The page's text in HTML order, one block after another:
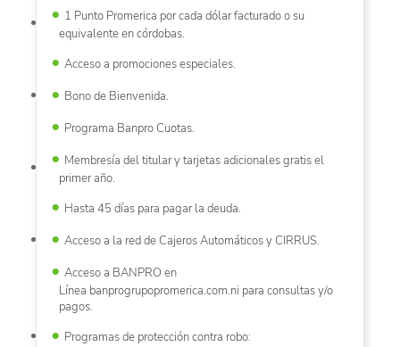
1 Punto Promerica por cada dólar facturado o su
equivalente en córdobas.
Acceso a promociones especiales.
Bono de Bienvenida.
Programa Banpro Cuotas.
Membresía del titular y tarjetas adicionales gratis el
primer año.
Hasta 45 días para pagar la deuda.
Acceso a la red de Cajeros Automáticos y CIRRUS.
Acceso a BANPRO en
Línea banprogrupopromerica.com.ni para consultas y/o
pagos.
Programas de protección contra robo: